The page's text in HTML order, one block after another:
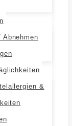
Abnehmen
&